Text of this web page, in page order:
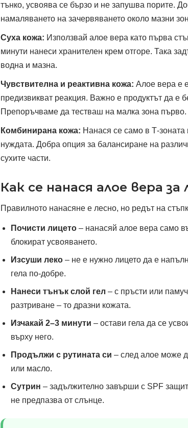
тънко, усвоява се бързо и не запушва порите.
намаляването на зачервяването около мазни
Суха кожа: Използвай алое вера като първа
минути нанеси хранителен крем отгоре. Така
водна и мазна.
Чувствителна и реактивна кожа: Алое вера е
предизвикват реакция. Важно е продуктът да е
Препоръчваме да тестваш на малка зона първо.
Комбинирана кожа: Нанася се само в Т-зоната
нуждата. Добра опция за балансиране на
сухите части.
Как се нанася алое вера
Правилното нанасяне е лесно, но редът на
Почисти лицето– нанасяй алое вера само
блокират усвояването.
Изсуши леко– не е нужно лицето да е
гела по-добре.
Нанеси тънък слой гел – с пръсти или
разтриване – то дразни кожата.
Изчакай 2–3 минути – остави гела да се
върху него.
Продължи с рутината си – след алое може
или масло.
Сутрин – задължително завърши с SPF
не предпазва от слънце.